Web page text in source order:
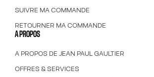
SUIVRE MA COMMANDE
RETOURNER MA COMMANDE
A PROPOS
A PROPOS DE JEAN PAUL GAULTIER
OFFRES & SERVICES